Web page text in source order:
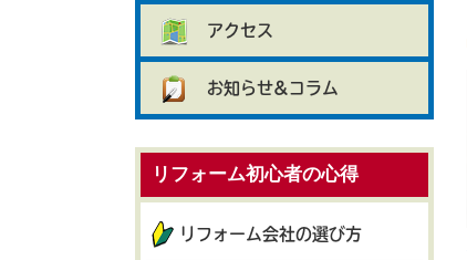
アクセス
お知らせ&コラム
リフォーム初心者の心得
リフォーム会社の選び方